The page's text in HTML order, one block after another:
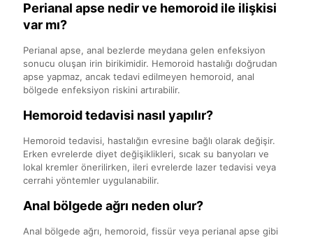
Perianal apse nedir ve hemoroid ile ilişkisi
var mı?
Perianal apse, anal bezlerde meydana gelen enfeksiyon
sonucu oluşan irin birikimidir. Hemoroid hastalığı doğrudan
apse yapmaz, ancak tedavi edilmeyen hemoroid, anal
bölgede enfeksiyon riskini artırabilir.
Hemoroid tedavisi nasıl yapılır?
Hemoroid tedavisi, hastalığın evresine bağlı olarak değişir.
Erken evrelerde diyet değişiklikleri, sıcak su banyoları ve
lokal kremler önerilirken, ileri evrelerde lazer tedavisi veya
cerrahi yöntemler uygulanabilir.
Anal bölgede ağrı neden olur?
Anal bölgede ağrı, hemoroid, fissür veya perianal apse gibi